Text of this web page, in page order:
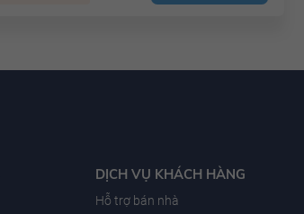
DỊCH VỤ KHÁCH HÀNG
Hỗ trợ bán nhà